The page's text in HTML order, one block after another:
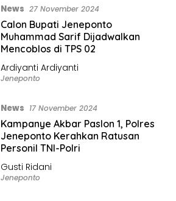
News 27 November 2024
Calon Bupati Jeneponto
Muhammad Sarif Dijadwalkan
Mencoblos di TPS 02
Ardiyanti Ardiyanti
Jeneponto
News 17 November 2024
Kampanye Akbar Paslon 1, Polres
Jeneponto Kerahkan Ratusan
Personil TNI-Polri
Gusti Ridani
Jeneponto